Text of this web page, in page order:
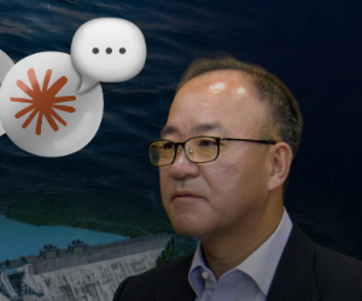
는 것을 이번 구글 I/O를 통해 확인할 수 있었습니
설명해주는 최지웅 유캔랩스 대표가 구글 I/O 202
지점을 해설해드립니다.